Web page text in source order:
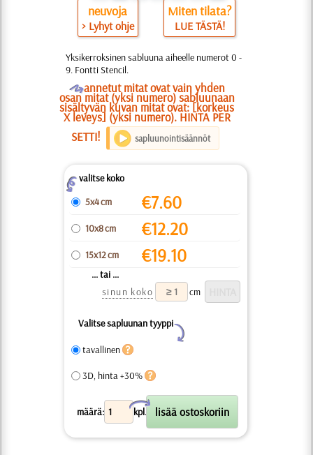
neuvoja
> Lyhyt ohje
Miten tilata?
LUE TÄSTÄ!
Yksikerroksinen sabluuna aiheelle numerot 0 -
9. Fontti Stencil.
Oannetut mitat ovat vain yhden
osan mitat (yksi numero) sabluunaan
sisältyvän kuvan mitat ovat: [korkeus
X leveys] (yksi numero). HINTA PER
SETTI!
sapluunointisäännöt
Zvalitse koko
5x4 cm
€7.60
10x8 cm €12.20
15x12 cm €19.10
... tai ...
sinun koko
cm
Valitse sapluunan tyyppi
Y
tavallinen
3D, hinta +30%
määrä: kpl.
X